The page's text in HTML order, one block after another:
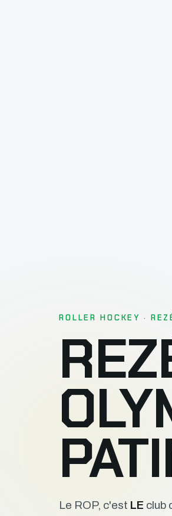
ROLLER HOCKEY ·
Le ROP, c'est LE club